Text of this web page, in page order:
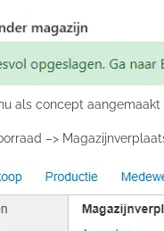
als concept
–>